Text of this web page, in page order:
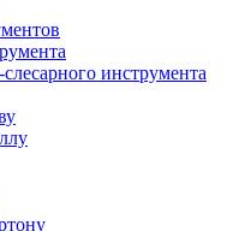
инструмента